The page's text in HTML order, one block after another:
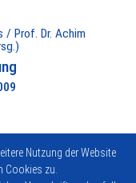
/ Prof. Dr. Achim
Nutzung der Website
Cookies zu.